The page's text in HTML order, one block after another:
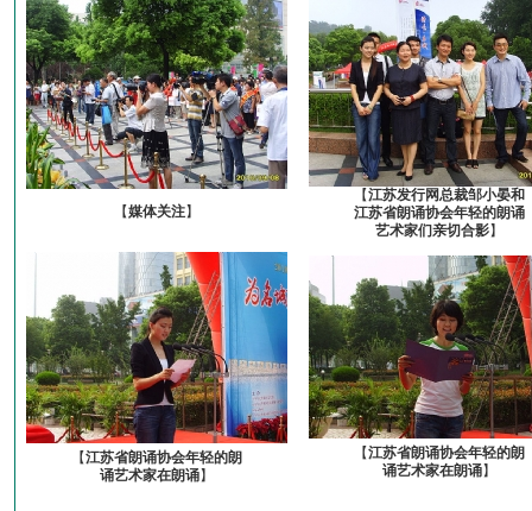
【媒体关注】
【江苏发行网总裁邹小晏和
江苏省朗诵协会年轻的朗诵
艺术家们亲切合影】
【江苏省朗诵协会年轻的朗
诵艺术家在朗诵】
【江苏省朗诵协会年轻的朗
诵艺术家在朗诵】